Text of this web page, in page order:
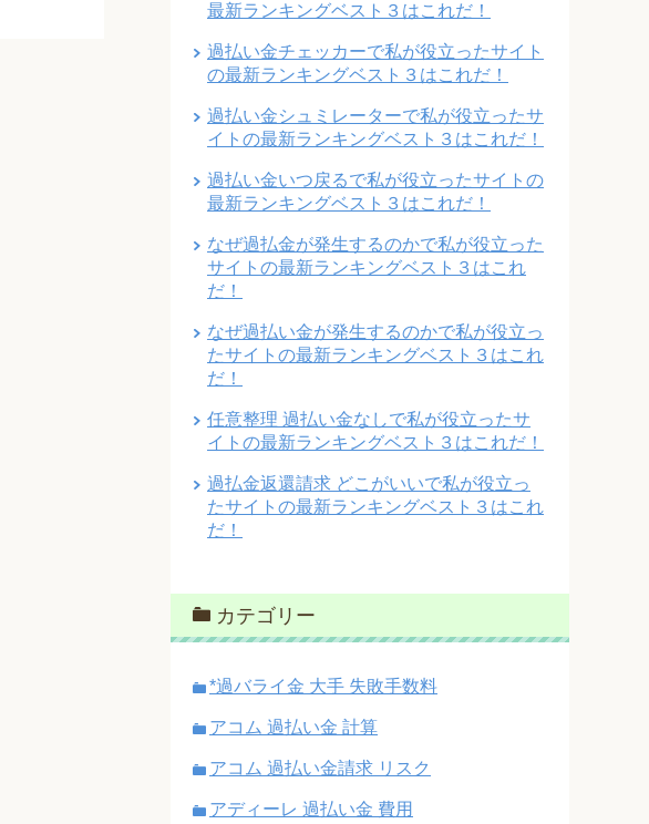
最新ランキングベスト３はこれだ！
過払い金チェッカーで私が役立ったサイト
の最新ランキングベスト３はこれだ！
過払い金シュミレーターで私が役立ったサ
イトの最新ランキングベスト３はこれだ！
過払い金いつ戻るで私が役立ったサイトの
最新ランキングベスト３はこれだ！
なぜ過払金が発生するのかで私が役立った
サイトの最新ランキングベスト３はこれ
だ！
なぜ過払い金が発生するのかで私が役立っ
たサイトの最新ランキングベスト３はこれ
だ！
任意整理 過払い金なしで私が役立ったサ
イトの最新ランキングベスト３はこれだ！
過払金返還請求 どこがいいで私が役立っ
たサイトの最新ランキングベスト３はこれ
だ！
カテゴリー
*過バライ金 大手 失敗手数料
アコム 過払い金 計算
アコム 過払い金請求 リスク
アディーレ 過払い金 費用